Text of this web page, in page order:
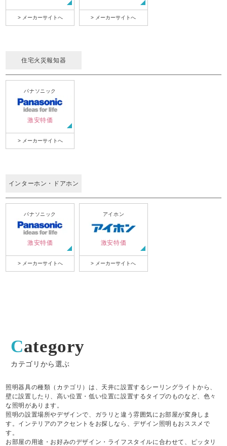
> メーカーサイトへ > メーカーサイトへ
住宅火災報知器
パナソニック
激安特価
> メーカーサイトへ
インターホン・ドアホン
パナソニック
激安特価
> メーカーサイトへ
アイホン
激安特価
> メーカーサイトへ
Category
カテゴリから選ぶ
照明器具の種類（カテゴリ）は、天井に設置するシーリングライトから、
壁に設置したり、高い位置・低い位置に設置するタイプのものなど、色々
な照明があります。
照明の設置場所やデザインで、ガラリと違う雰囲気にお部屋が変身しま
す。インテリアのアクセントをお探しなら、デザイン照明もおススメで
す。
お部屋の用途・お好みのデザイン・ライフスタイルに合わせて、ピッタリ